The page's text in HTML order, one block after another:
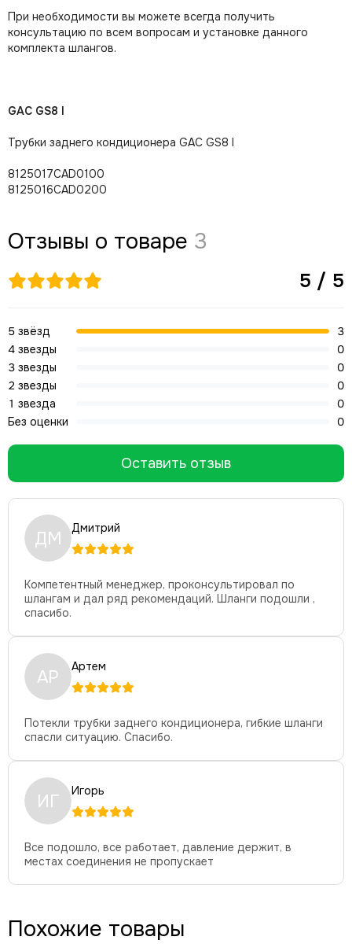
При необходимости вы можете всегда получить
консультацию по всем вопросам и установке данного
комплекта шлангов.
GAC GS8 I
Трубки заднего кондиционера GAC GS8 I
8125017САD0100
8125016САD0200
Отзывы о товаре 3
ДМ Дмитрий
Компетентный менеджер, проконсультировал по
шлангам и дал ряд рекомендаций. Шланги подошли ,
спасибо.
АР Артем
Потекли трубки заднего кондиционера, гибкие шланги
спасли ситуацию. Спасибо.
ИГ Игорь
Все подошло, все работает, давление держит, в
местах соединения не пропускает
5 / 5
5 звёзд
3
4 звезды
0
3 звезды
0
2 звезды
0
1 звезда
0
Без оценки
0
Оставить отзыв
Похожие товары